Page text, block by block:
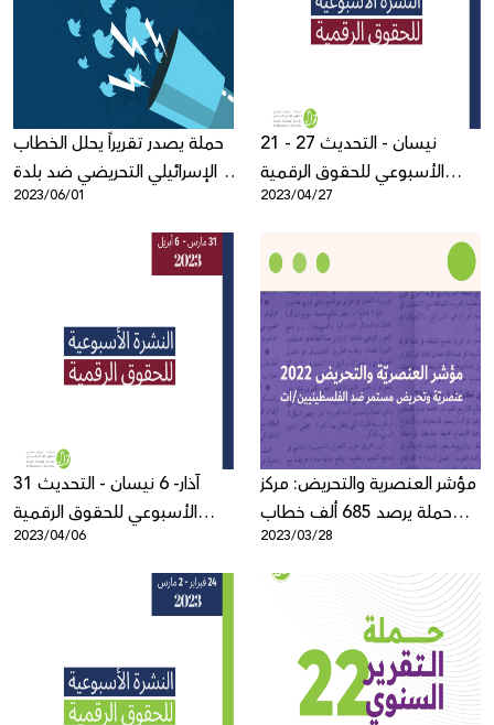
حملة يصدر تقريراً يحلل الخطاب
الإسرائيلي التحريضي ضد بلدة
"حوارة" على منصة تويتر
2023/06/01
21 - 27 نيسان - التحديث
الأسبوعي للحقوق الرقمية
الفلسطينية
2023/04/27
31 آذار- 6 نيسان - التحديث
الأسبوعي للحقوق الرقمية
الفلسطينية
2023/04/06
مؤشر العنصرية والتحريض: مركز
حملة يرصد 685 ألف خطاب
عنصري ومحرض في اللغة
العبرية في العام 2022
2023/03/28